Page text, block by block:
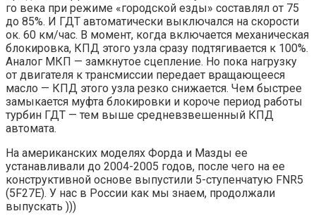
го века при режиме «городской езды» составлял от 75
до 85%. И ГДТ автоматически выключался на скорости
ок. 60 км/час. В момент, когда включается механическая
блокировка, КПД этого узла сразу подтягивается к 100%.
Аналог МКП — замкнутое сцепление. Но пока нагрузку
от двигателя к трансмиссии передает вращающееся
масло — КПД этого узла резко снижается. Чем быстрее
замыкается муфта блокировки и короче период работы
турбин ГДТ — тем выше средневзвешенный КПД
автомата.
На американских моделях Форда и Мазды ее
устанавливали до 2004-2005 годов, после чего на ее
конструктивной основе выпустили 5-ступенчатую FNR5
(5F27E). У нас в России как мы знаем, продолжали
выпускать )))